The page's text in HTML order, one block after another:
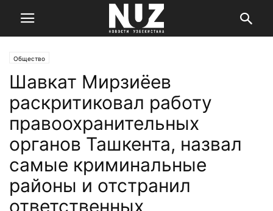
Общество
Шавкат Мирзиёев
раскритиковал работу
правоохранительных
органов Ташкента, назвал
самые криминальные
районы и отстранил
ответственных